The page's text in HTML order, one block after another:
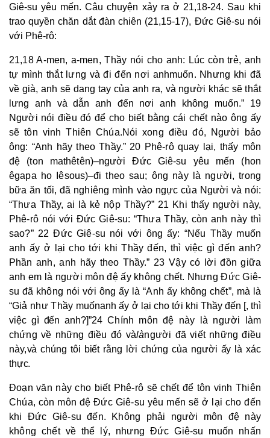
Giê-su yêu mến. Câu chuyện xảy ra ở 21,18-24. Sau khi
trao quyền chăn dắt đàn chiên (21,15-17), Đức Giê-su nói
với Phê-rô:
21,18 A-men, a-men, Thầy nói cho anh: Lúc còn trẻ, anh
tự mình thắt lưng và đi đến nơi anhmuốn. Nhưng khi đã
về già, anh sẽ dang tay của anh ra, và người khác sẽ thắt
lưng anh và dẫn anh đến nơi anh không muốn.” 19
Người nói điều đó để cho biết bằng cái chết nào ông ấy
sẽ tôn vinh Thiên Chúa.Nói xong điều đó, Người bảo
ông: “Anh hãy theo Thầy.” 20 Phê-rô quay lại, thấy môn
đệ (ton mathêtên)–người Đức Giê-su yêu mến (hon
êgapa ho Iêsous)–đi theo sau; ông này là người, trong
bữa ăn tối, đã nghiêng mình vào ngực của Người và nói:
“Thưa Thầy, ai là kẻ nộp Thầy?” 21 Khi thấy người này,
Phê-rô nói với Đức Giê-su: “Thưa Thầy, còn anh này thì
sao?” 22 Đức Giê-su nói với ông ấy: “Nếu Thầy muốn
anh ấy ở lại cho tới khi Thầy đến, thì việc gì đến anh?
Phần anh, anh hãy theo Thầy.” 23 Vậy có lời đồn giữa
anh em là người môn đệ ấy không chết. Nhưng Đức Giê-
su đã không nói với ông ấy là “Anh ấy không chết”, mà là
“Giả như Thầy muốnanh ấy ở lại cho tới khi Thầy đến [, thì
việc gì đến anh?]”24 Chính môn đệ này là người làm
chứng về những điều đó vàlàngười đã viết những điều
này,và chúng tôi biết rằng lời chứng của người ấy là xác
thực.
Đoạn văn này cho biết Phê-rô sẽ chết để tôn vinh Thiên
Chúa, còn môn đệ Đức Giê-su yêu mến sẽ ở lại cho đến
khi Đức Giê-su đến. Không phải người môn đệ này
không chết về thể lý, nhưng Đức Giê-su muốn nhấn